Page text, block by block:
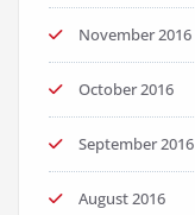
November 2016
October 2016
September 2016
August 2016